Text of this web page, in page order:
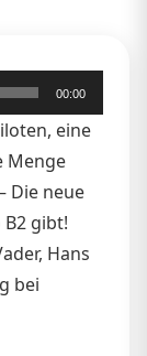
00:00
eine
Menge
Die neue
gibt!
Hans
bei